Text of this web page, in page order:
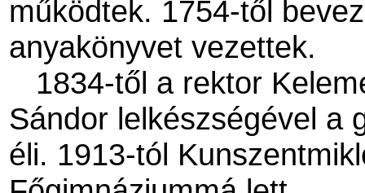
működtek. 1754-től
anyakönyvet vezettek.
1834-től a rektor
Sándor lelkészségével a
éli. 1913-tól